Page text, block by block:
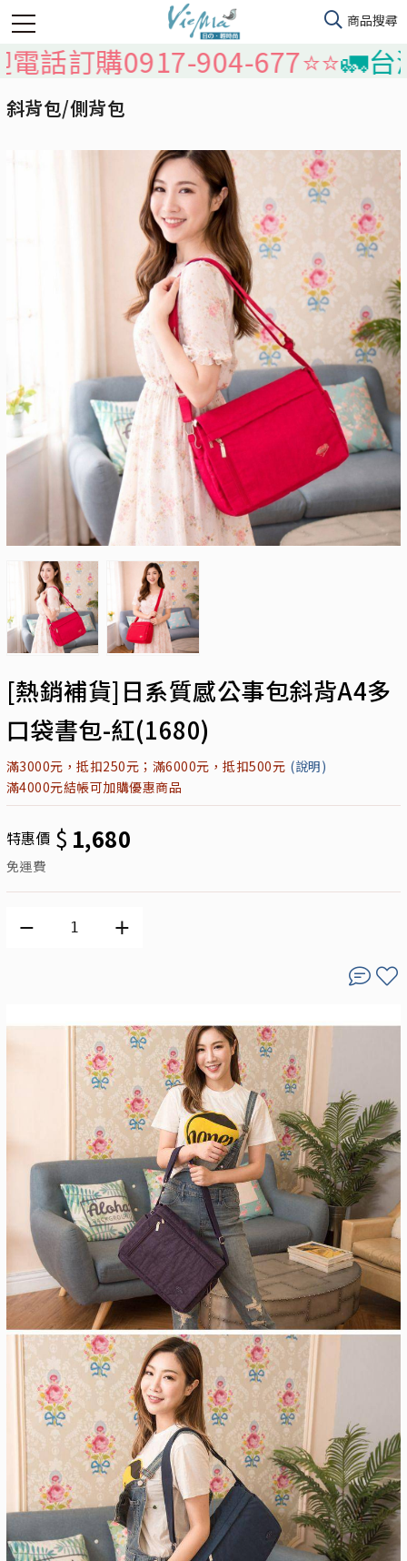
購0917-904-677⭐️⭐️🚛台灣本島
斜背包/側背包
[熱銷補貨]日系質感公事包斜背A4多
口袋書包-紅(1680)
滿3000元，抵扣250元；滿6000元，抵扣500元 (說明)
滿4000元結帳可加購優惠商品
特惠價 $ 1,680
免運費